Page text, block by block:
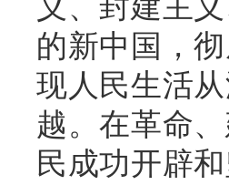
义、封建主
的新中国，
现人民生活
越。在革命
民成功开辟